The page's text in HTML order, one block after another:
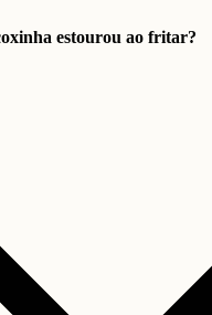
estourou ao fritar?